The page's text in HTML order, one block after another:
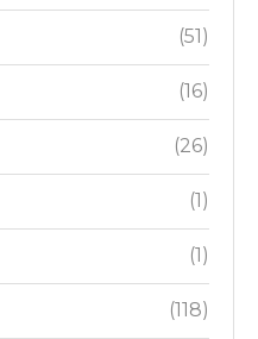
(51)
(16)
(26)
(1)
(1)
(118)